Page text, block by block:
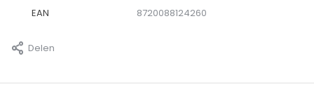
EAN 8720088124260
Delen